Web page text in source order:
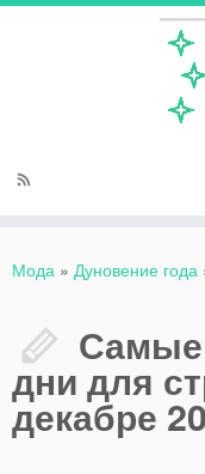
Мода » Дуновение года
Самые
дни для
декабре